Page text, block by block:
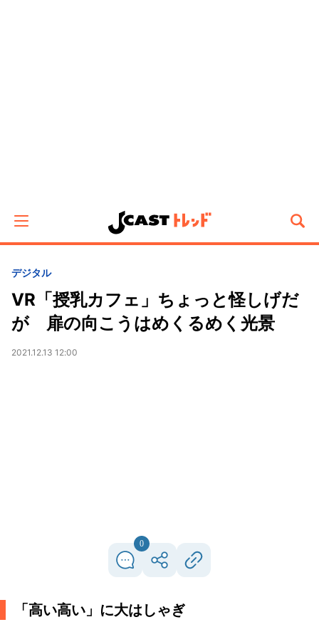
デジタル
VR「授乳カフェ」ちょっと怪しげだ
が 扉の向こうはめくるめく光景
2021.12.13 12:00
0
「高い高い」に大はしゃぎ